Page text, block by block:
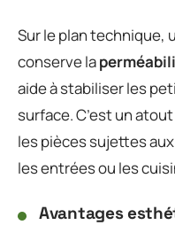
Sur le plan technique,
conserve la
aide à stabiliser les
surface. C’est un
les pièces sujettes
les entrées ou les
Avantages